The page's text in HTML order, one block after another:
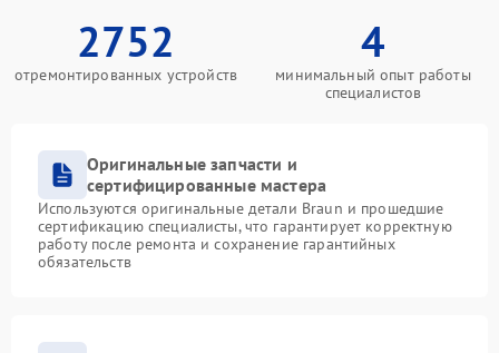
2752
отремонтированных устройств
4
минимальный опыт работы
специалистов
Оригинальные запчасти и
сертифицированные мастера
Используются оригинальные детали Braun и прошедшие
сертификацию специалисты, что гарантирует корректную
работу после ремонта и сохранение гарантийных
обязательств